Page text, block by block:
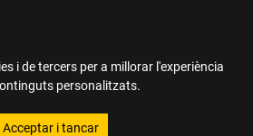
en: enllaç
i de tercers per a millorar l'experiència
personalitzats.
Acceptar i tancar
CA-VALÈNCIA